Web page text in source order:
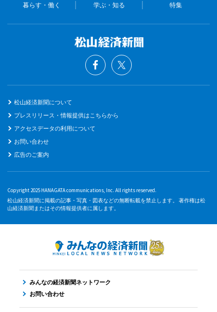
暮らす・働く 学ぶ・知る 特集
松山経済新聞について
プレスリリース・情報提供はこちらから
アクセスデータの利用について
お問い合わせ
広告のご案内
Copyright 2025 HANAGATA communications, Inc. All rights reserved.
松山経済新聞に掲載の記事・写真・図表などの無断転載を禁止します。 著作権は松
山経済新聞またはその情報提供者に属します。
みんなの経済新聞ネットワーク
お問い合わせ